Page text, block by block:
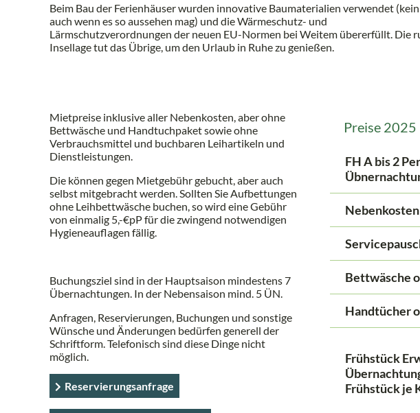
Beim Bau der Ferienhäuser wurden innovative Baumaterialien verwendet (kein
auch wenn es so aussehen mag) und die Wärmeschutz- und
Lärmschutzverordnungen der neuen EU-Normen bei Weitem übererfüllt. Die
Insellage tut das Übrige, um den Urlaub in Ruhe zu genießen.
Mietpreise inklusive aller Nebenkosten, aber ohne
Bettwäsche und Handtuchpaket sowie ohne
Verbrauchsmittel und buchbaren Leihartikeln und
Dienstleistungen.
Die können gegen Mietgebühr gebucht, aber auch
selbst mitgebracht werden. Sollten Sie Aufbettungen
ohne Leihbettwäsche buchen, so wird eine Gebühr
von einmalig 5,-€pP für die zwingend notwendigen
Hygieneauflagen fällig.
Buchungsziel sind in der Hauptsaison mindestens 7
Übernachtungen. In der Nebensaison mind. 5 ÜN.
Anfragen, Reservierungen, Buchungen und sonstige
Wünsche und Änderungen bedürfen generell der
Schriftform. Telefonisch sind diese Dinge nicht
möglich.
Reservierungsanfrage
Preise 2025
FH A bis 2
Bettwäsche
Handtücher
Frühstück
Frühstück je